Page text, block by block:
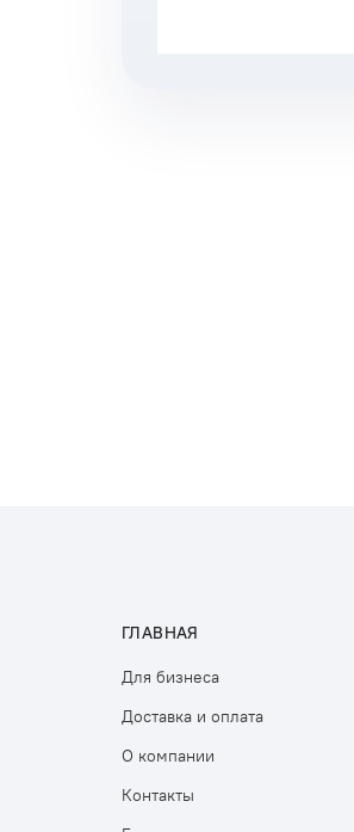
ГЛАВНАЯ
Для бизнеса
Доставка и оплата
О компании
Контакты